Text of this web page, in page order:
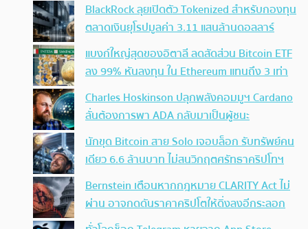
BlackRock ลุยเปิดตัว Tokenized สำหรับกองทุน
ตลาดเงินยุโรปมูลค่า 3.11 แสนล้านดอลลาร์
แบงก์ใหญ่สุดของอิตาลี ลดสัดส่วน Bitcoin ETF
ลง 99% หันลงทุน ใน Ethereum แทนถึง 3 เท่า
Charles Hoskinson ปลุกพลังคอมมูฯ Cardano
ลั่นต้องการพา ADA กลับมาเป็นผู้ชนะ
นักขุด Bitcoin สาย Solo เจอบล็อก รับทรัพย์คน
เดียว 6.6 ล้านบาท ไม่สนวิกฤตศรัทธาคริปโทฯ
Bernstein เตือนหากกฎหมาย CLARITY Act ไม่
ผ่าน อาจกดดันราคาคริปโตให้ดิ่งลงอีกระลอก